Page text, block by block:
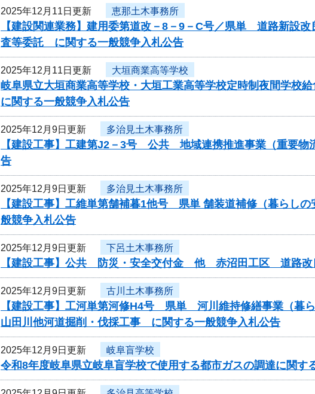
2025年12月11日更新 恵那土木事務所
【建設関連業務】建用委第道改－8－9－C号／県単 道路新設
査等委託 に関する一般競争入札公告
2025年12月11日更新 大垣商業高等学校
岐阜県立大垣商業高等学校・大垣工業高等学校定時制夜間学校
に関する一般競争入札公告
2025年12月9日更新 多治見土木事務所
【建設工事】工建第J2－3号 公共 地域連携推進事業（重要物
告
2025年12月9日更新 多治見土木事務所
【建設工事】工維単第舗補暮1他号 県単 舗装道補修（暮らし
般競争入札公告
2025年12月9日更新 下呂土木事務所
【建設工事】公共 防災・安全交付金 他 赤沼田工区 道路改
2025年12月9日更新 古川土木事務所
【建設工事】工河単第河修H4号 県単 河川維持修繕事業（暮
山田川他河道掘削・伐採工事 に関する一般競争入札公告
2025年12月9日更新 岐阜盲学校
令和8年度岐阜県立岐阜盲学校で使用する都市ガスの調達に関す